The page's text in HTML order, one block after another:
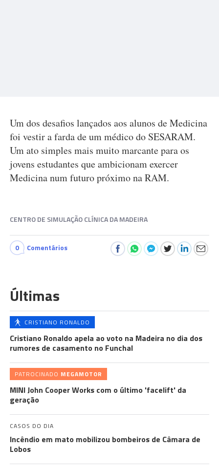
Um dos desafios lançados aos alunos de Medicina
foi vestir a farda de um médico do SESARAM.
Um ato simples mais muito marcante para os
jovens estudantes que ambicionam exercer
Medicina num futuro próximo na RAM.
CENTRO DE SIMULAÇÃO CLÍNICA DA MADEIRA
0 Comentários
Últimas
CRISTIANO RONALDO
Cristiano Ronaldo apela ao voto na Madeira no dia dos
rumores de casamento no Funchal
PATROCINADO MEGAMOTOR
MINI John Cooper Works com o último 'facelift' da
geração
CASOS DO DIA
Incêndio em mato mobilizou bombeiros de Câmara de
Lobos